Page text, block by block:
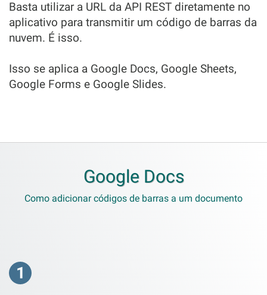
Basta utilizar a URL da API REST diretamente no
aplicativo para transmitir um código de barras da
nuvem. É isso.
Isso se aplica a Google Docs, Google Sheets,
Google Forms e Google Slides.
Google Docs
Como adicionar códigos de barras a um documento
1